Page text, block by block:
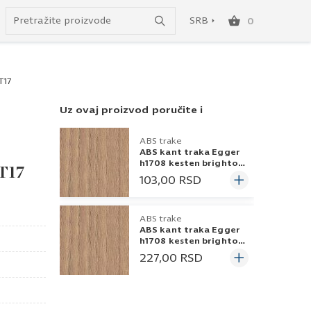
SRB 0
Uz ovaj proizvod poručite i
ABS trake
ABS kant traka Egger
h1708 kesten brighton
23x0,8
103,00 RSD
ABS trake
ABS kant traka Egger
h1708 kesten brighton
43x0,8
227,00 RSD